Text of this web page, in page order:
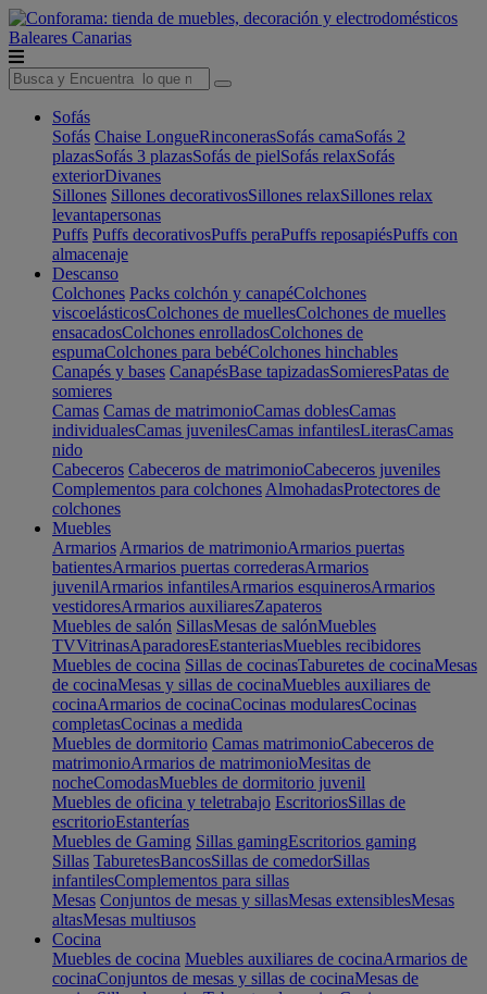
Baleares Canarias
Sofás
Sofás Chaise LongueRinconerasSofás camaSofás 2
plazasSofás 3 plazasSofás de pielSofás relaxSofás
exteriorDivanes
Sillones Sillones decorativosSillones relaxSillones relax
levantapersonas
Puffs Puffs decorativosPuffs peraPuffs reposapiésPuffs con
almacenaje
Descanso
Colchones Packs colchón y canapéColchones
viscoelásticosColchones de muellesColchones de muelles
ensacadosColchones enrolladosColchones de
espumaColchones para bebéColchones hinchables
Canapés y bases CanapésBase tapizadasSomieresPatas de
somieres
Camas Camas de matrimonioCamas doblesCamas
individualesCamas juvenilesCamas infantilesLiterasCamas
nido
Cabeceros Cabeceros de matrimonioCabeceros juveniles
Complementos para colchones AlmohadasProtectores de
colchones
Muebles
Armarios Armarios de matrimonioArmarios puertas
batientesArmarios puertas correderasArmarios
juvenilArmarios infantilesArmarios esquinerosArmarios
vestidoresArmarios auxiliaresZapateros
Muebles de salón SillasMesas de salónMuebles
TVVitrinasAparadoresEstanteriasMuebles recibidores
Muebles de cocina Sillas de cocinasTaburetes de cocinaMesas
de cocinaMesas y sillas de cocinaMuebles auxiliares de
cocinaArmarios de cocinaCocinas modularesCocinas
completasCocinas a medida
Muebles de dormitorio Camas matrimonioCabeceros de
matrimonioArmarios de matrimonioMesitas de
nocheComodasMuebles de dormitorio juvenil
Muebles de oficina y teletrabajo EscritoriosSillas de
escritorioEstanterías
Muebles de Gaming Sillas gamingEscritorios gaming
Sillas TaburetesBancosSillas de comedorSillas
infantilesComplementos para sillas
Mesas Conjuntos de mesas y sillasMesas extensiblesMesas
altasMesas multiusos
Cocina
Muebles de cocina Muebles auxiliares de cocinaArmarios de
cocinaConjuntos de mesas y sillas de cocinaMesas de